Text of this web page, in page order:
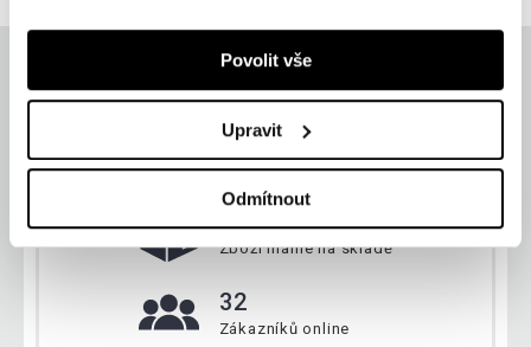
Povolit vše
Upravit
Odmítnout
Aktuálně
134 172 ks
Zboží máme na skladě
32
Zákazníků online